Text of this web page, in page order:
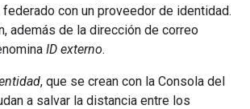
con un proveedor de identidad.
además de la dirección de correo
ID externo.
, que se crean con la Consola del
a salvar la distancia entre los